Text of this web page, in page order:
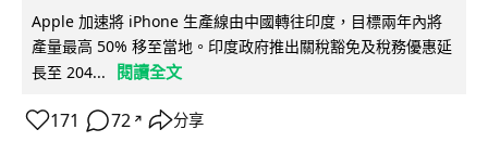
Apple 加速將 iPhone 生產線由中國轉往印度，目標兩年內將
產量最高 50% 移至當地。印度政府推出關稅豁免及稅務優惠延
長至 204...
閱讀全文
171 72 ↗ 分享